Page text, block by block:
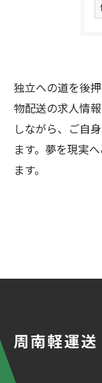
独立への道を後
物配送の求人情
しながら、ご自
ます。夢を現実
ます。